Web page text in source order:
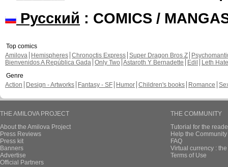
Русский : COMICS /
Top comics
Amilova
Hemispheres Chronoctis Express Super Dragon Bros Z
Bienvenidos A República Gada Only Two Astaroth Y Bernadette Edil
Leth Hate
Genre
Action
Design - Artworks Fantasy - SF Humor Children's books Romance
THE AMILOVA PROJECT
About the Amilova Project
Press Reviews
Press kit
Banners
Advertise
Official Partners
THE COMMUNITY
Tutorial for the
Help the
FAQ
Virtual currency :
Terms of Use